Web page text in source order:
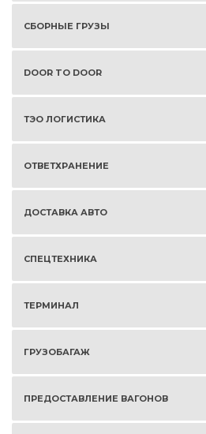
СБОРНЫЕ ГРУЗЫ
DOOR TO DOOR
ТЭО ЛОГИСТИКА
ОТВЕТХРАНЕНИЕ
ДОСТАВКА АВТО
СПЕЦТЕХНИКА
ТЕРМИНАЛ
ГРУЗОБАГАЖ
ПРЕДОСТАВЛЕНИЕ ВАГОНОВ